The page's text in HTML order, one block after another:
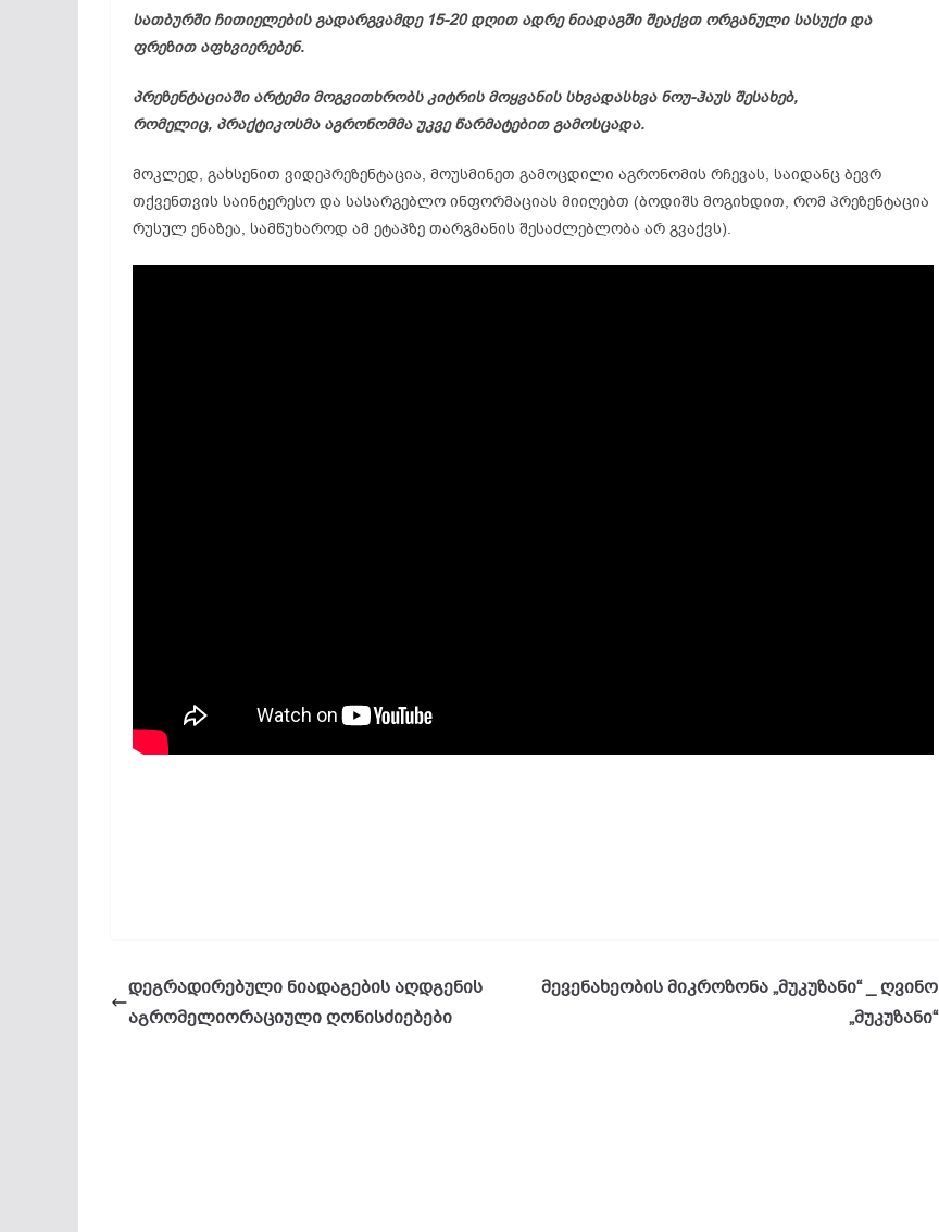
სათბურში ჩითიელებისგადარგვამდე 15-20 დღით ადრე ნიადაგში შეაქვთ ორგანული სასუქი და
ფრეზითაფხვიერებენ.
პრეზენტაციაში არტემიმოგვითხრობს კიტრის მოყვანის სხვადასხვა ნოუ-ჰაუს შესახებ,
რომელიც, პრაქტიკოსმააგრონომმა უკვე წარმატებით გამოსცადა.
მოკლედ, გახსენით ვიდეპრეზენტაცია, მოუსმინეთ გამოცდილი აგრონომის რჩევას, საიდანც ბევრ
თქვენთვის საინტერესო და სასარგებლო ინფორმაციას მიიღებთ (ბოდიშს მოგიხდით, რომ პრეზენტაცია
რუსულ ენაზეა, სამწუხაროდ ამ ეტაპზე თარგმანის შესაძლებლობა არ გვაქვს).
დეგრადირებული ნიადაგების აღდგენის
აგრომელიორაციული ღონისძიებები
მევენახეობის მიკროზონა „მუკუზანი“ _ ღვინო
„მუკუზანი“